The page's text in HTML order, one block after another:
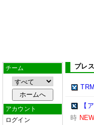
チーム
アカウント
ログイン
プレ
【
時 NEW